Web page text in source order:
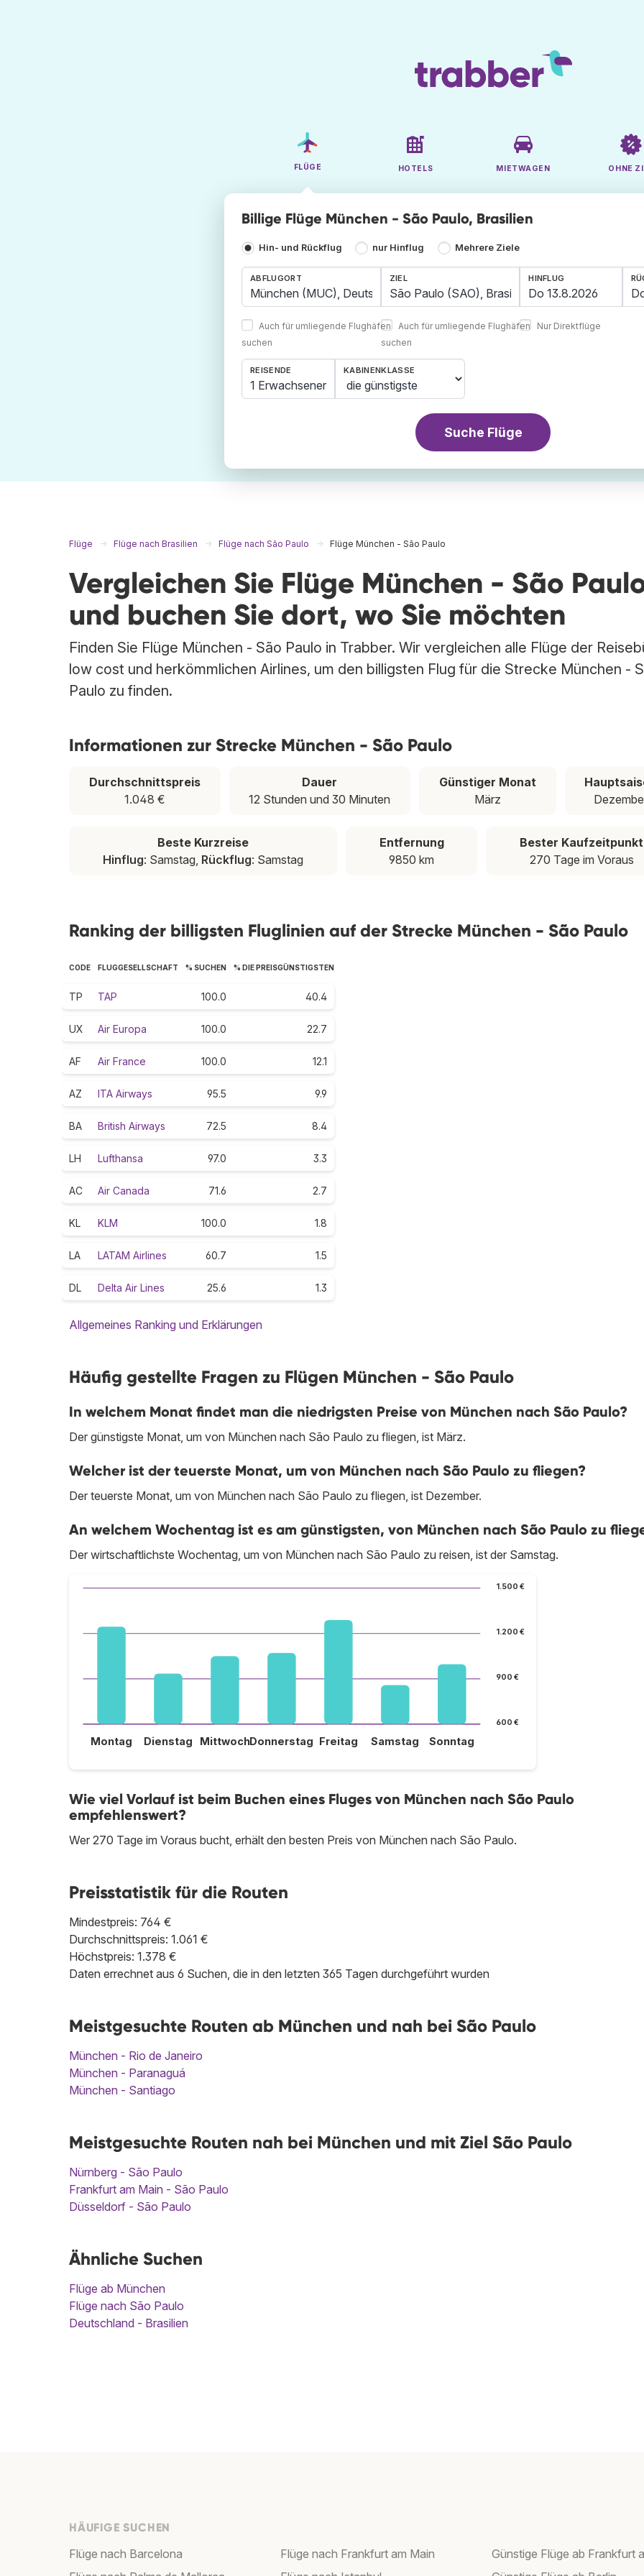
FLÜGE HOTELS MIETWAGEN OHNE
Billige Flüge München - São Paulo, Brasilien
Hin- und Rückflug nur Hinflug Mehrere Ziele
ABFLUGORT
Auch für umliegende Flughäfen
suchen
ZIEL
Auch für umliegende Flughäfen
suchen
HINFLUG
Nur Direktflüge
REISENDE
1 Erwachsener
KABINENKLASSE
Suche Flüge
Flüge Flüge nach Brasilien Flüge nach São Paulo Flüge München - São Paulo
Vergleichen Sie Flüge München - São
und buchen Sie dort, wo Sie möchten
Finden Sie Flüge München - São Paulo in Trabber. Wir vergleichen alle Flüge der
low cost und herkömmlichen Airlines, um den billigsten Flug für die Strecke München -
Paulo zu finden.
Informationen zur Strecke München - São Paulo
Durchschnittspreis
1.048 €
Dauer
12 Stunden und 30 Minuten
Günstiger Monat
März
Beste Kurzreise
Hinflug: Samstag, Rückflug: Samstag
Entfernung
9850 km
Bester Kaufzeitpunkt
270 Tage im Voraus
Ranking der billigsten Fluglinien auf der Strecke München - São Paulo
CODE FLUGGESELLSCHAFT % SUCHEN % DIE PREISGÜNSTIGSTEN
TP TAP 100.0 40.4
UX Air Europa 100.0 22.7
AF Air France 100.0 12.1
AZ ITA Airways 95.5 9.9
BA British Airways 72.5 8.4
LH Lufthansa 97.0 3.3
AC Air Canada 71.6 2.7
KL KLM 100.0 1.8
LA LATAM Airlines 60.7 1.5
DL Delta Air Lines 25.6 1.3
Allgemeines Ranking und Erklärungen
Häufig gestellte Fragen zu Flügen München - São Paulo
In welchem Monat findet man die niedrigsten Preise von München nach São Paulo?
Der günstigste Monat, um von München nach São Paulo zu fliegen, ist März.
Welcher ist der teuerste Monat, um von München nach São Paulo zu fliegen?
Der teuerste Monat, um von München nach São Paulo zu fliegen, ist Dezember.
An welchem Wochentag ist es am günstigsten, von München nach São Paulo zu
Der wirtschaftlichste Wochentag, um von München nach São Paulo zu reisen, ist der Samstag.
600 €
900 €
1.200 €
1.500 €
Montag Dienstag MittwochDonnerstag Freitag Samstag Sonntag
Wie viel Vorlauf ist beim Buchen eines Fluges von München nach São Paulo
empfehlenswert?
Wer 270 Tage im Voraus bucht, erhält den besten Preis von München nach São Paulo.
Preisstatistik für die Routen
Mindestpreis: 764 €
Durchschnittspreis: 1.061 €
Höchstpreis: 1.378 €
Daten errechnet aus 6 Suchen, die in den letzten 365 Tagen durchgeführt wurden
Meistgesuchte Routen ab München und nah bei São Paulo
München - Rio de Janeiro
München - Paranaguá
München - Santiago
Meistgesuchte Routen nah bei München und mit Ziel São Paulo
Nürnberg - São Paulo
Frankfurt am Main - São Paulo
Düsseldorf - São Paulo
Ähnliche Suchen
Flüge ab München
Flüge nach São Paulo
Deutschland - Brasilien
HÄUFIGE SUCHEN
Flüge nach Barcelona
Flüge nach Frankfurt am Main
Günstige Flüge ab Frankfurt